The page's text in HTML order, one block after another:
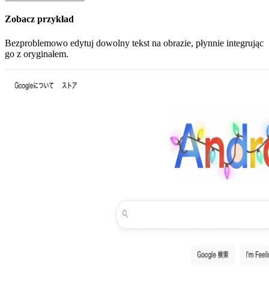
Zobacz przykład
Bezproblemowo edytuj dowolny tekst na obrazie, płynnie integrując
go z oryginałem.